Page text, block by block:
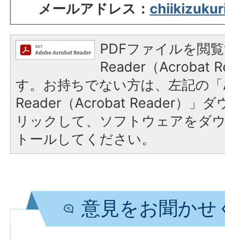
メールアドレス：
PDFファイルを閲
Reader（Acrobat
す。お持ちでない方は、左記の
Reader（Acrobat Reader）」ダ
リックして、ソフトウェアをダ
トールしてください。
意見をお聞かせ